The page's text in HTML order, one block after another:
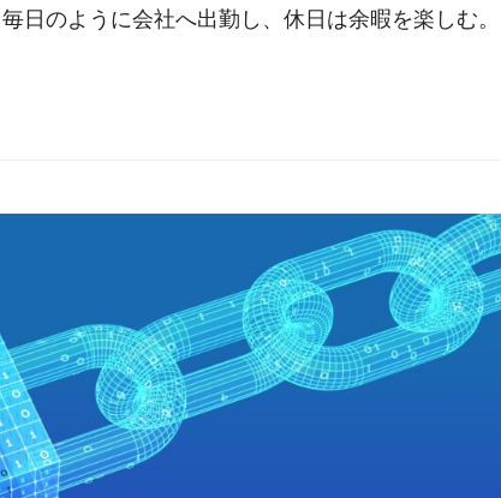
日のように会社へ出勤し、休日は余暇を楽しむ。